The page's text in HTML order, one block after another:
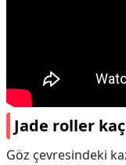
Jade roller
Göz çevresindeki